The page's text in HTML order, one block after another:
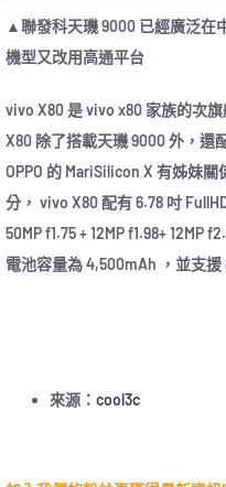
▲聯發科天璣 9000 已經廣泛在
機型又改用高通平台
vivo X80 是 vivo x80 家族的次
X80 除了搭載天璣 9000 外，還
OPPO 的 MariSilicon X 有姊妹
分， vivo X80 配有 6.78 吋
50MP f1.75 + 12MP f1.98+ 12MP
電池容量為 4,500mAh ，並支援
來源： cool3c